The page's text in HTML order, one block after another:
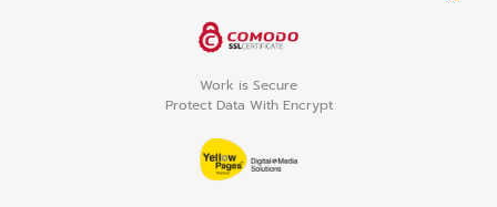
Work is Secure
Protect Data With Encrypt